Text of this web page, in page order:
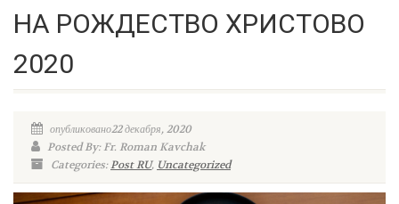
НА РОЖДЕСТВО ХРИСТОВО
2020
опубликовано22 декабря, 2020
Posted By: Fr. Roman Kavchak
Categories:Post RU, Uncategorized